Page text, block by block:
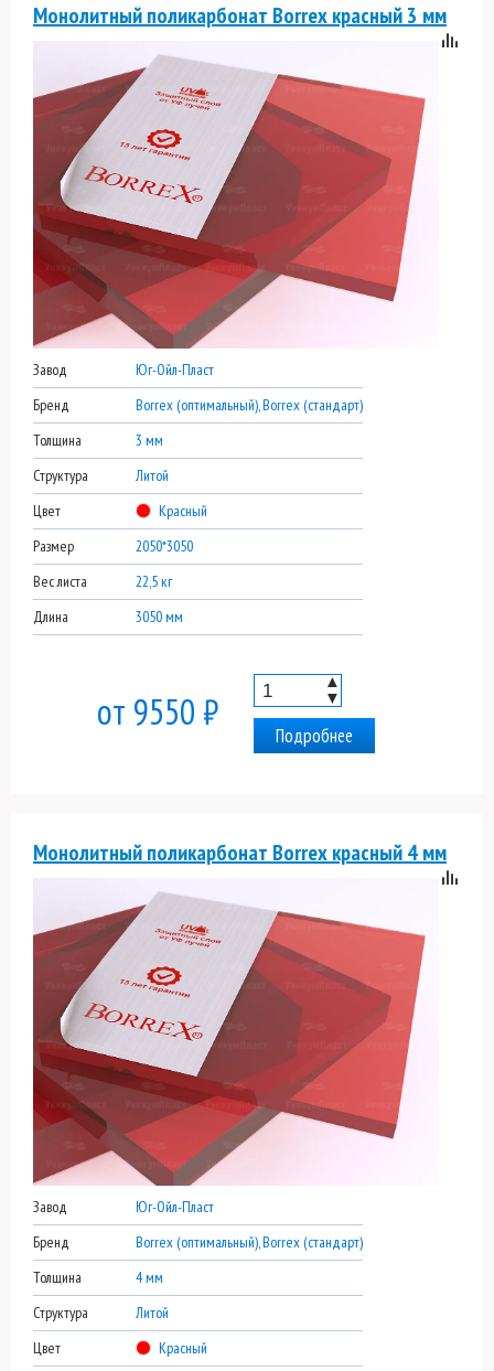
Монолитный поликарбонат Borrex красный 3 мм
Завод
Юг-Ойл-Пласт
Бренд
Borrex (оптимальный), Borrex (стандарт)
Толщина
3 мм
Структура
Литой
Цвет
Красный
Размер
2050*3050
Вес листа
22,5 кг
Длина
3050 мм
от 9550 ₽
▲
▼
Подробнее
Монолитный поликарбонат Borrex красный 4 мм
Завод
Юг-Ойл-Пласт
Бренд
Borrex (оптимальный), Borrex (стандарт)
Толщина
4 мм
Структура
Литой
Цвет
Красный